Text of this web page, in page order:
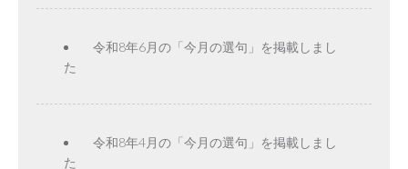
令和8年6月の「今月の選句」を掲載しまし
た
令和8年4月の「今月の選句」を掲載しまし
た